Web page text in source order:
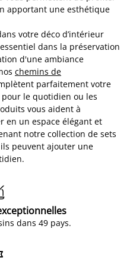
apportant une esthétique
votre déco d’intérieur
dans la préservation
d'une ambiance
chemins de
parfaitement votre
le quotidien ou les
vous aident à
en un espace élégant et
notre collection de sets
peuvent ajouter une
dans 49 pays.